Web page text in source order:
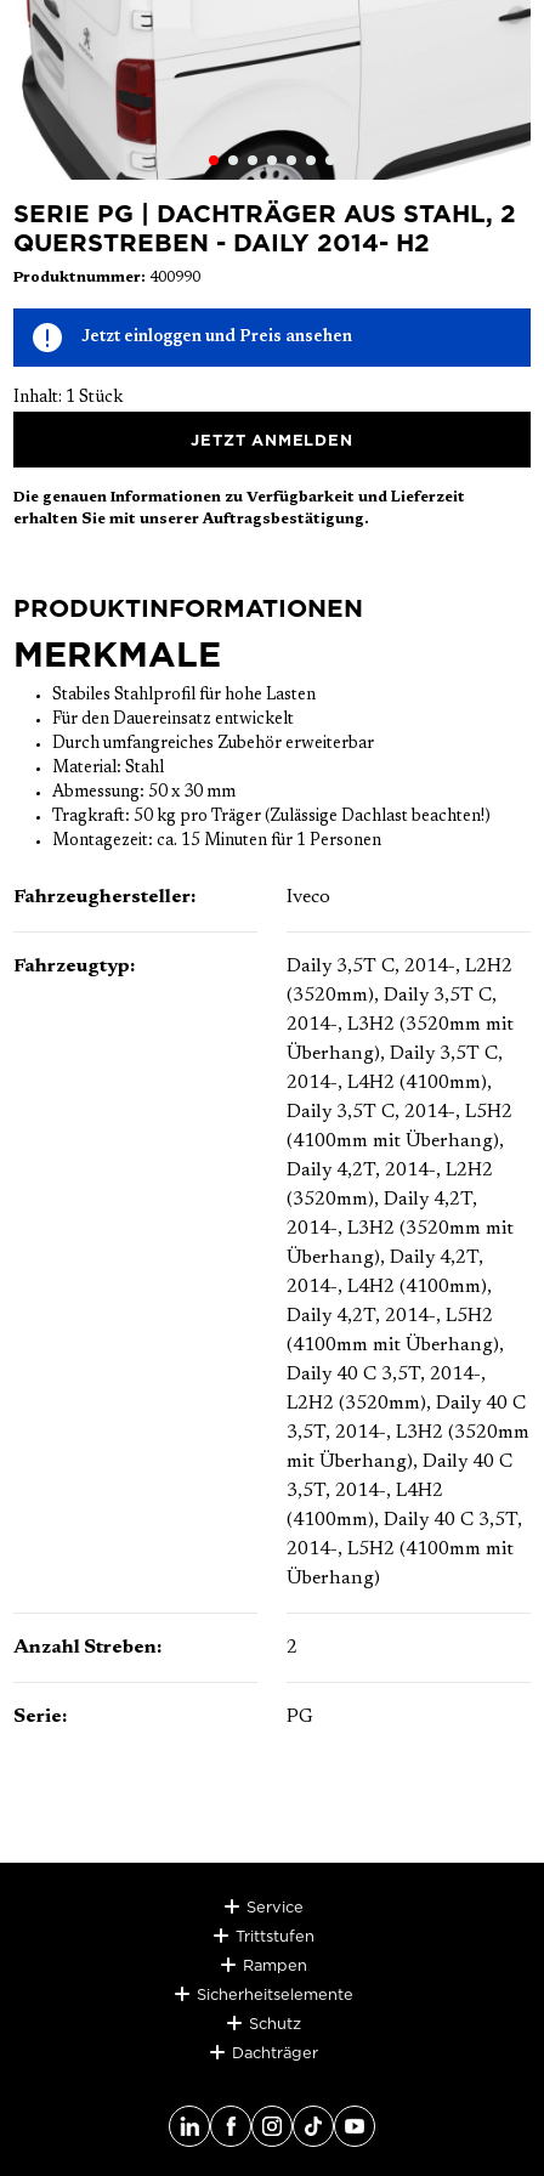
SERIE PG | DACHTRÄGER AUS STAHL, 2
QUERSTREBEN - DAILY 2014- H2
Produktnummer: 400990
Jetzt einloggen und Preis ansehen
Inhalt: 1 Stück
JETZT ANMELDEN
Die genauen Informationen zu Verfügbarkeit und Lieferzeit
erhalten Sie mit unserer Auftragsbestätigung.
PRODUKTINFORMATIONEN
MERKMALE
Stabiles Stahlprofil für hohe Lasten
Für den Dauereinsatz entwickelt
Durch umfangreiches Zubehör erweiterbar
Material: Stahl
Abmessung: 50 x 30 mm
Tragkraft: 50 kg pro Träger (Zulässige Dachlast beachten!)
Montagezeit: ca. 15 Minuten für 1 Personen
Fahrzeughersteller: Iveco
Fahrzeugtyp:
Daily 3,5T C, 2014-, L2H2
(3520mm), Daily 3,5T C,
2014-, L3H2 (3520mm mit
Überhang), Daily 3,5T C,
2014-, L4H2 (4100mm),
Daily 3,5T C, 2014-, L5H2
(4100mm mit Überhang),
Daily 4,2T, 2014-, L2H2
(3520mm), Daily 4,2T,
2014-, L3H2 (3520mm mit
Überhang), Daily 4,2T,
2014-, L4H2 (4100mm),
Daily 4,2T, 2014-, L5H2
(4100mm mit Überhang),
Daily 40 C 3,5T, 2014-,
L2H2 (3520mm), Daily 40 C
3,5T, 2014-, L3H2 (3520mm
mit Überhang), Daily 40 C
3,5T, 2014-, L4H2
(4100mm), Daily 40 C 3,5T,
2014-, L5H2 (4100mm mit
Überhang)
Anzahl Streben: 2
Serie: PG
Service
Trittstufen
Rampen
Sicherheitselemente
Schutz
Dachträger